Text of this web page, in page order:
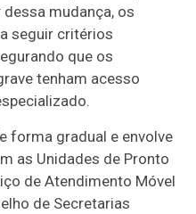
mudança, os
seguir critérios
que os
tenham acesso
forma gradual e envolve
as Unidades de Pronto
de Atendimento Móvel
de Secretarias